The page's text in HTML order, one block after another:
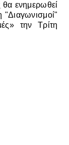
ενημερωθεί
την Τρίτη